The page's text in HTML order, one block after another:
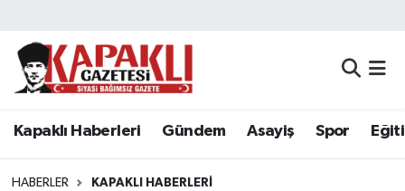
Kapaklı Haberleri Gündem Asayiş Spor
HABERLER KAPAKLI HABERLERI
Kapaklı Haberleri
Asayiş
Tekirdağ Nöbetçi Eczaneler
Tekirdağ Namaz Vakitleri